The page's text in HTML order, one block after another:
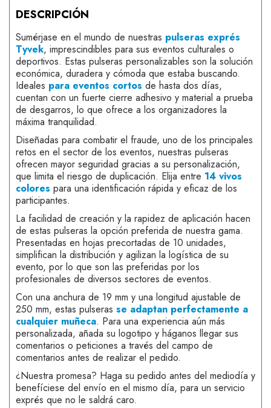
DESCRIPCIÓN
Sumérjase en el mundo de nuestras pulseras exprés
Tyvek, imprescindibles para sus eventos culturales o
deportivos. Estas pulseras personalizables son la solución
económica, duradera y cómoda que estaba buscando.
Ideales para eventos cortos de hasta dos días,
cuentan con un fuerte cierre adhesivo y material a prueba
de desgarros, lo que ofrece a los organizadores la
máxima tranquilidad.
Diseñadas para combatir el fraude, uno de los principales
retos en el sector de los eventos, nuestras pulseras
ofrecen mayor seguridad gracias a su personalización,
que limita el riesgo de duplicación. Elija entre 14 vivos
colores para una identificación rápida y eficaz de los
participantes.
La facilidad de creación y la rapidez de aplicación hacen
de estas pulseras la opción preferida de nuestra gama.
Presentadas en hojas precortadas de 10 unidades,
simplifican la distribución y agilizan la logística de su
evento, por lo que son las preferidas por los
profesionales de diversos sectores de eventos.
Con una anchura de 19 mm y una longitud ajustable de
250 mm, estas pulseras se adaptan perfectamente a
cualquier muñeca. Para una experiencia aún más
personalizada, añada su logotipo y háganos llegar sus
comentarios o peticiones a través del campo de
comentarios antes de realizar el pedido.
¿Nuestra promesa? Haga su pedido antes del mediodía y
benefíciese del envío en el mismo día, para un servicio
exprés que no le saldrá caro.